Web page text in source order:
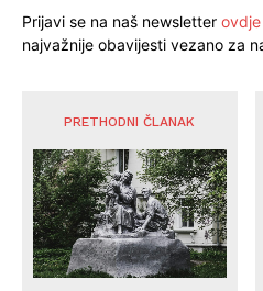
Prijavi se na naš newsletter ovdje
najvažnije obavijesti vezano za
PRETHODNI ČLANAK